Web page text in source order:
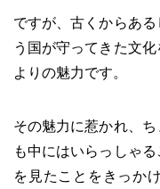
ですが、古くからあ
う国が守ってきた文
よりの魅力です。
その魅力に惹かれ、
も中にはいらっしゃ
を見たことをきっか